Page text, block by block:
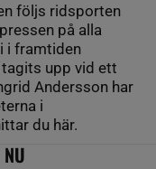
följs ridsporten
på alla
i framtiden
upp vid ett
Andersson har
i
du här.